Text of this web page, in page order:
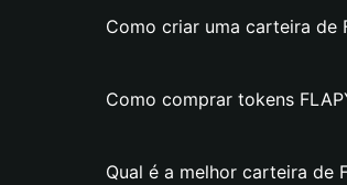
Como criar uma carteira de
Como comprar tokens
Qual é a melhor carteira de